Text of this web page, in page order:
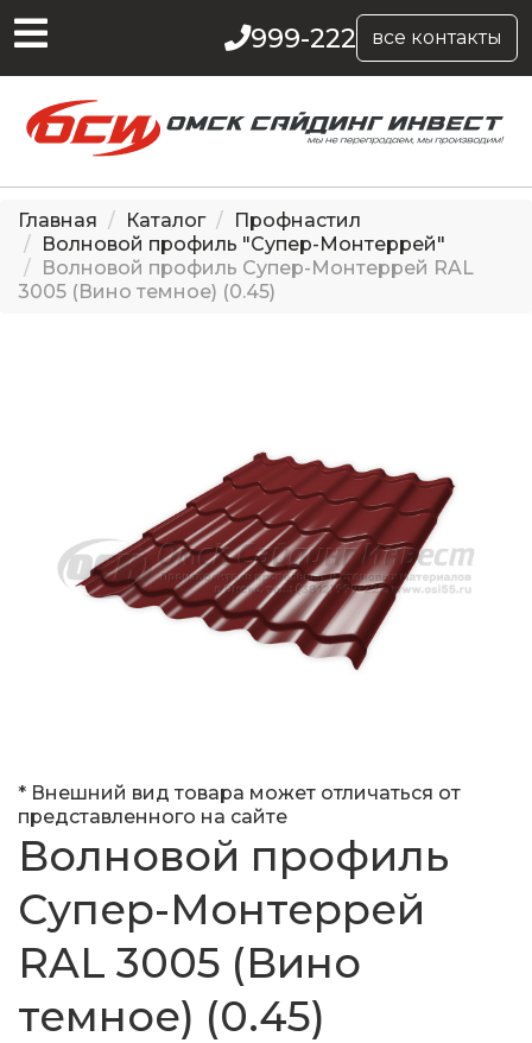
999-222 все контакты
Главная Каталог
Профнастил
Волновой профиль "Супер-Монтеррей"
Волновой профиль Супер-Монтеррей RAL
3005 (Вино темное) (0.45)
* Внешний вид товара может отличаться от
представленного на сайте
Волновой профиль
Супер-Монтеррей
RAL 3005 (Вино
темное) (0.45)